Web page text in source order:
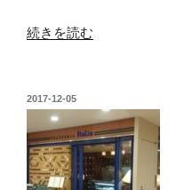
“「赤
べ
い
と
飲
続きを読む
投
日:
2017-12-05